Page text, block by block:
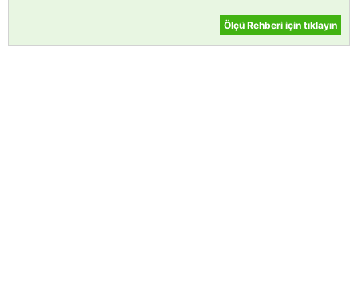
Ölçü Rehberi için tıklayın